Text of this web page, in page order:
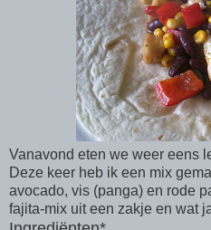
Vanavond eten we weer eens
Deze keer heb ik een mix
avocado, vis (panga) en rode
fajita-mix uit een zakje en wat